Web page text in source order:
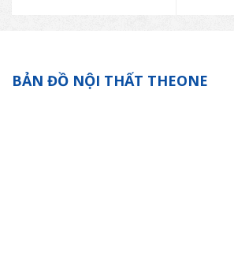
BẢN ĐỒ NỘI THẤT THEONE